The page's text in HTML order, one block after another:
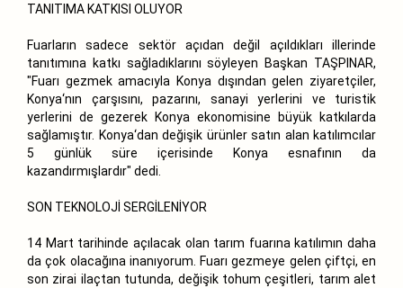
TANITIMA KATKISI OLUYOR
Fuarların sadece sektör açıdan değil açıldıkları illerinde
tanıtımına katkı sağladıklarını söyleyen Başkan TAŞPINAR,
"Fuarı gezmek amacıyla Konya dışından gelen ziyaretçiler,
Konya‘nın çarşısını, pazarını, sanayi yerlerini ve turistik
yerlerini de gezerek Konya ekonomisine büyük katkılarda
sağlamıştır. Konya‘dan değişik ürünler satın alan katılımcılar
5 günlük süre içerisinde Konya esnafının da
kazandırmışlardır" dedi.
SON TEKNOLOJİ SERGİLENİYOR
14 Mart tarihinde açılacak olan tarım fuarına katılımın daha
da çok olacağına inanıyorum. Fuarı gezmeye gelen çiftçi, en
son zirai ilaçtan tutunda, değişik tohum çeşitleri, tarım alet